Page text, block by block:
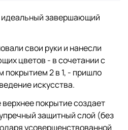
завершающий
свои руки и нанесли
цветов - в сочетании с
2 в 1, - пришло
искусства.
покрытие создает
защитный слой (без
усовершенствованной